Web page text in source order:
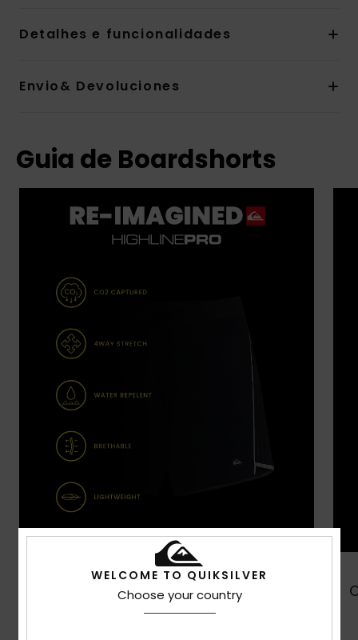
Detalhes e funcionalidades
Envio& Devoluciones
Guia de Boardshorts
WELCOME TO QUIKSILVER
Choose your country